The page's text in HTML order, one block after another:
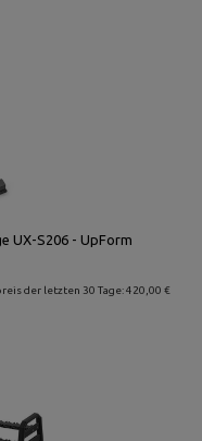
UX-S206 - UpForm
der letzten 30 Tage: 420,00 €